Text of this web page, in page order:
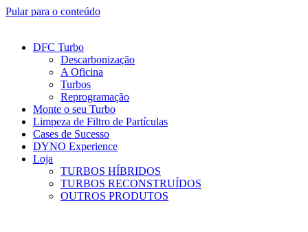
Pular para o conteúdo
DFC Turbo
Descarbonização
A Oficina
Turbos
Reprogramação
Monte o seu Turbo
Limpeza de Filtro de Partículas
Cases de Sucesso
DYNO Experience
Loja
TURBOS HÍBRIDOS
TURBOS RECONSTRUÍDOS
OUTROS PRODUTOS